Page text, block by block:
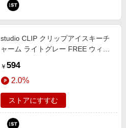
studio CLIP クリップアイスキーチ
ャーム ライトグレー FREE ウィメ
650256 and ST アンドエスティ
（旧ドットエスティ）
￥ 594
2.0%
ストアにすすむ